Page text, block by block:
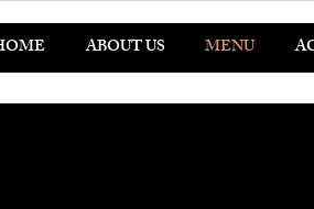
ABOUT US MENU